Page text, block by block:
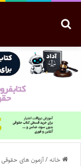
خانه/آزمون های حقوقی